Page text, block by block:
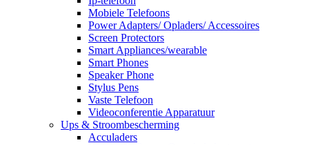
Mobiele Telefoons
Power Adapters/ Opladers/ Accessoires
Screen Protectors
Smart Appliances/wearable
Smart Phones
Speaker Phone
Stylus Pens
Vaste Telefoon
Videoconferentie Apparatuur
Ups & Stroombescherming
Acculaders